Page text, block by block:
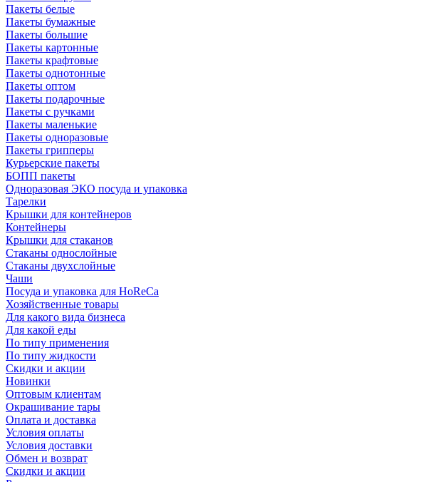
Пакеты белые
Пакеты бумажные
Пакеты большие
Пакеты картонные
Пакеты крафтовые
Пакеты однотонные
Пакеты оптом
Пакеты подарочные
Пакеты с ручками
Пакеты маленькие
Пакеты одноразовые
Пакеты грипперы
Курьерские пакеты
БОПП пакеты
Одноразовая ЭКО посуда и упаковка
Тарелки
Крышки для контейнеров
Контейнеры
Крышки для стаканов
Стаканы однослойные
Стаканы двухслойные
Чаши
Посуда и упаковка для HoReCa
Хозяйственные товары
Для какого вида бизнеса
Для какой еды
По типу применения
По типу жидкости
Скидки и акции
Новинки
Оптовым клиентам
Окрашивание тары
Оплата и доставка
Условия оплаты
Условия доставки
Обмен и возврат
Скидки и акции